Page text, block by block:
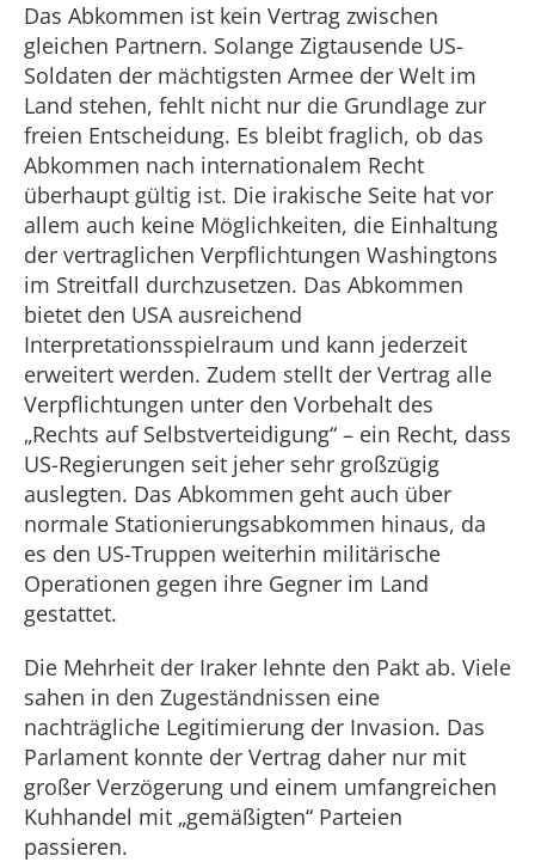
Das Abkommen ist kein Vertrag zwischen
gleichen Partnern. Solange Zigtausende US-
Soldaten der mächtigsten Armee der Welt im
Land stehen, fehlt nicht nur die Grundlage zur
freien Entscheidung. Es bleibt fraglich, ob das
Abkommen nach internationalem Recht
überhaupt gültig ist. Die irakische Seite hat vor
allem auch keine Möglichkeiten, die Einhaltung
der vertraglichen Verpflichtungen Washingtons
im Streitfall durchzusetzen. Das Abkommen
bietet den USA ausreichend
Interpretationsspielraum und kann jederzeit
erweitert werden. Zudem stellt der Vertrag alle
Verpflichtungen unter den Vorbehalt des
„Rechts auf Selbstverteidigung“ – ein Recht, dass
US-Regierungen seit jeher sehr großzügig
auslegten. Das Abkommen geht auch über
normale Stationierungsabkommen hinaus, da
es den US-Truppen weiterhin militärische
Operationen gegen ihre Gegner im Land
gestattet.
Die Mehrheit der Iraker lehnte den Pakt ab. Viele
sahen in den Zugeständnissen eine
nachträgliche Legitimierung der Invasion. Das
Parlament konnte der Vertrag daher nur mit
großer Verzögerung und einem umfangreichen
Kuhhandel mit „gemäßigten“ Parteien
passieren.